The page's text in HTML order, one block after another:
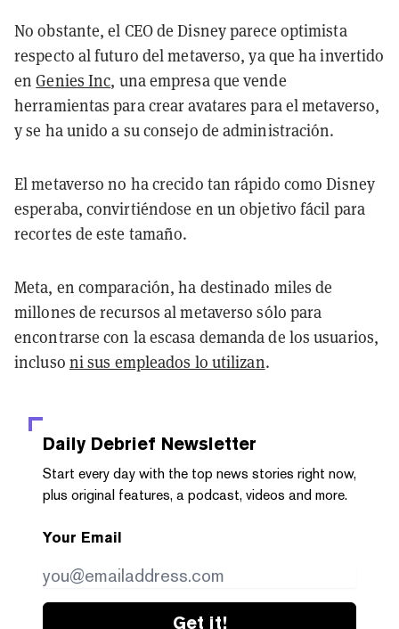
No obstante, el CEO de Disney parece optimista
respecto al futuro del metaverso, ya que ha invertido
enGenies Inc, una empresa que vende
herramientas para crear avatares para el metaverso,
y se ha unido a su consejo de administración.
El metaverso no ha crecido tan rápido como Disney
esperaba, convirtiéndose en un objetivo fácil para
recortes de este tamaño.
Meta, en comparación, ha destinado miles de
millones de recursos al metaverso sólo para
encontrarse con la escasa demanda de los usuarios,
incluso ni sus empleados lo utilizan.
Daily Debrief Newsletter
Start every day with the top news stories right now,
plus original features, a podcast, videos and more.
Your Email
Get it!